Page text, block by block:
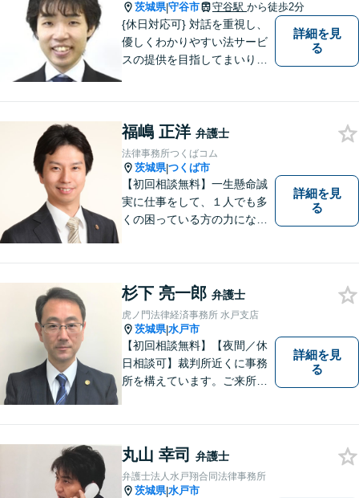
茨城県|守谷市 守谷駅 から徒歩2分
{休日対応可} 対話を重視し、
優しくわかりやすい法サービ
スの提供を目指してまいりま
詳細を見
る
福嶋 正洋 弁護士
法律事務所つくばコム
茨城県|つくば市
【初回相談無料】一生懸命誠
実に仕事をして、１人でも多
くの困っている方の力にな
事案かどうかも含め、私が親
切・丁寧にご対応致します。
ぜひご相談ください。
詳細を見
る
杉下 亮一郎 弁護士
虎ノ門法律経済事務所 水戸支店
茨城県|水戸市
【初回相談無料】【夜間／休
日相談可】裁判所近くに事務
所を構えています。ご来所・
もに最善の解決を目指しま
す。
詳細を見
る
丸山 幸司 弁護士
弁護士法人水戸翔合同法律事務所
茨城県|水戸市